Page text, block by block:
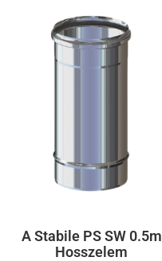
A Stabile PS SW 0.5m
Hosszelem